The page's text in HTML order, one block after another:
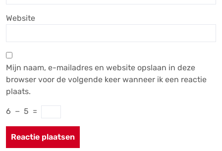
Website
Mijn naam, e-mailadres en website opslaan in deze
browser voor de volgende keer wanneer ik een reactie
plaats.
6 − 5 =